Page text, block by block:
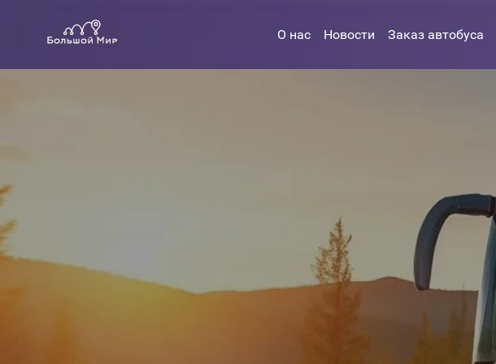
О нас Новости Заказ автобуса